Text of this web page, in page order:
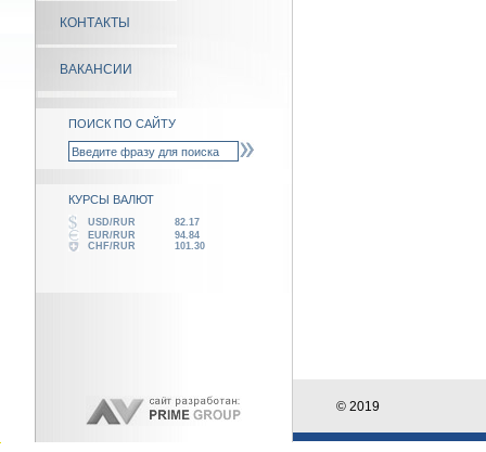
КОНТАКТЫ
ВАКАНСИИ
ПОИСК ПО САЙТУ
КУРСЫ ВАЛЮТ
USD/RUR
82.17
EUR/RUR
94.84
CHF/RUR
101.30
© 2019